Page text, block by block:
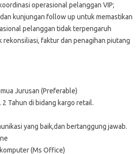
operasional pelanggan VIP;
kunjungan follow up untuk memastikan
pelanggan tidak terpengaruh
faktur dan penagihan piutang
Jurusan (Preferable)
Tahun di bidang kargo retail.
yang baik,dan bertanggung jawab.
(Ms Office)